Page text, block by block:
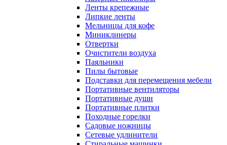
Ленты крепежные
Липкие ленты
Мельницы для кофе
Миниклинеры
Отвертки
Очистители воздуха
Паяльники
Пилы бытовые
Подставки для перемещения мебели
Портативные вентиляторы
Портативные души
Портативные плитки
Походные горелки
Садовые ножницы
Сетевые удлинители